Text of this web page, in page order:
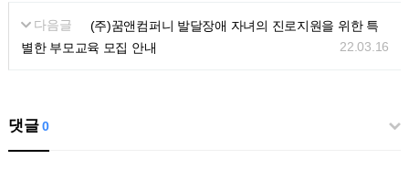
다음글
(주)꿈앤컴퍼니 발달장애 자녀의 진로지원을 위한 특
별한 부모교육 모집 안내
22.03.16
댓글0